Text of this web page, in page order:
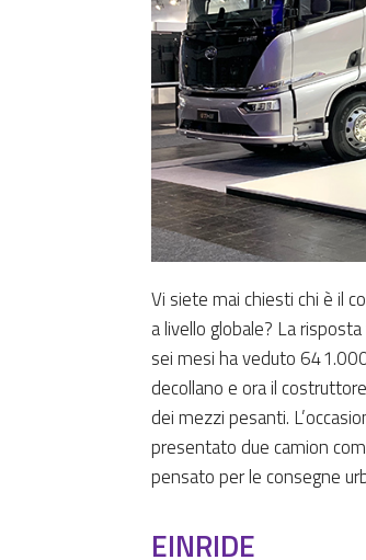
Vi siete mai chiesti chi è il
a livello globale? La
sei mesi ha veduto
decollano e ora il
dei mezzi pesanti.
presentato due camion
pensato per le consegne
EINRIDE